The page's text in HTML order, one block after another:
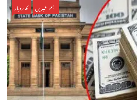
اہم خبریں کاروبار